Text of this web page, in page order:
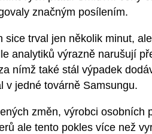
značným posílením.
trval jen několik minut,
analytiků výrazně narušují
nímž také stál výpadek
v jedné továrně Samsungu.
změn, výrobci osobních
ale tento pokles více než